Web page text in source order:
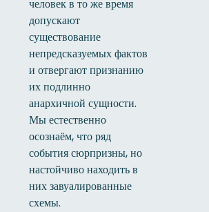
человек в то же время
допускают
существование
непредсказуемых фактов
и отвергают признанию
их подлинно
анархичной сущности.
Мы естественно
осознаём, что ряд
события сюрпризны, но
настойчиво находить в
них завуалированные
схемы.